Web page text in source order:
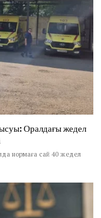
Оралдағы жедел
нормаға сай 40 жедел